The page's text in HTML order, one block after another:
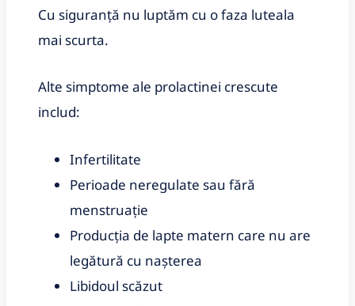
Cu siguranță nu luptăm cu o faza luteala
mai scurta.
Alte simptome ale prolactinei crescute
includ:
Infertilitate
Perioade neregulate sau fără
menstruație
Producția de lapte matern care nu are
legătură cu nașterea
Libidoul scăzut